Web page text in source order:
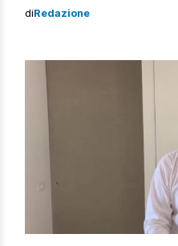
aiutato a portarla“. Lo ha
diRedazione